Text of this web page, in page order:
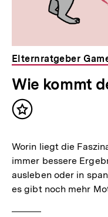
Elternratgeber
Wie kommt
Inhalt
Worin liegt die
immer bessere
ausleben oder in
es gibt noch mehr